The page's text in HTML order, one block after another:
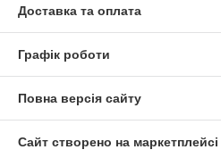
Доставка та оплата
Графік роботи
Повна версія сайту
Сайт створено на маркетплейсі